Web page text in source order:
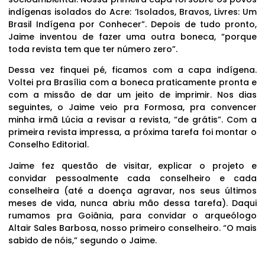
indígenas isolados do Acre: ‘Isolados, Bravos, Livres: Um
Brasil Indígena por Conhecer”. Depois de tudo pronto,
Jaime inventou de fazer uma outra boneca, “porque
toda revista tem que ter número zero”.
Dessa vez finquei pé, ficamos com a capa indígena.
Voltei pra Brasília com a boneca praticamente pronta e
com a missão de dar um jeito de imprimir. Nos dias
seguintes, o Jaime veio pra Formosa, pra convencer
minha irmã Lúcia a revisar a revista, “de grátis”. Com a
primeira revista impressa, a próxima tarefa foi montar o
Conselho Editorial.
Jaime fez questão de visitar, explicar o projeto e
convidar pessoalmente cada conselheiro e cada
conselheira (até a doença agravar, nos seus últimos
meses de vida, nunca abriu mão dessa tarefa). Daqui
rumamos pra Goiânia, para convidar o arqueólogo
Altair Sales Barbosa, nosso primeiro conselheiro. “O mais
sabido de nóis,” segundo o Jaime.